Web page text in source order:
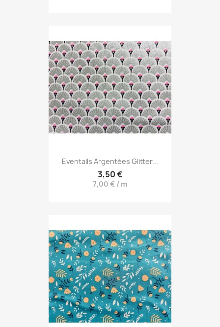
Eventails Argentées Glitter...
3,50 €
7,00 € / m